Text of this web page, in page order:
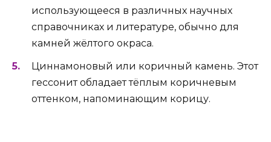
использующееся в различных научных
справочниках и литературе, обычно для
камней жёлтого окраса.
Циннамоновый или коричный камень. Этот
гессонит обладает тёплым коричневым
оттенком, напоминающим корицу.